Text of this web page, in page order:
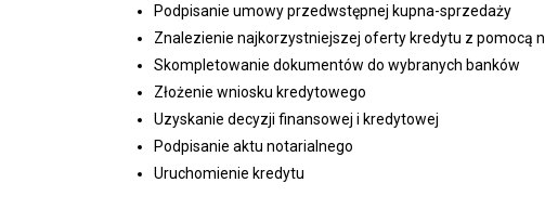
Podpisanie umowy przedwstępnej kupna-sprzedaży
Znalezienie najkorzystniejszej oferty kredytu z pomocą
Skompletowanie dokumentów do wybranych banków
Złożenie wniosku kredytowego
Uzyskanie decyzji finansowej i kredytowej
Podpisanie aktu notarialnego
Uruchomienie kredytu